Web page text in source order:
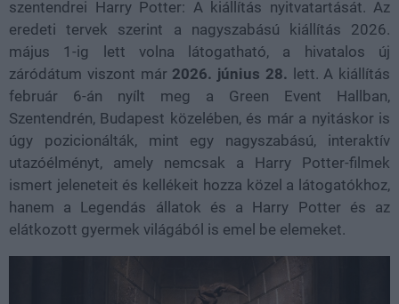
szentendrei Harry Potter: A kiállítás nyitvatartását. Az
eredeti tervek szerint a nagyszabású kiállítás 2026.
május 1-ig lett volna látogatható, a hivatalos új
záródátum viszont már 2026. június 28. lett. A kiállítás
február 6-án nyílt meg a Green Event Hallban,
Szentendrén, Budapest közelében, és már a nyitáskor is
úgy pozicionálták, mint egy nagyszabású, interaktív
utazóélményt, amely nemcsak a Harry Potter-filmek
ismert jeleneteit és kellékeit hozza közel a látogatókhoz,
hanem a Legendás állatok és a Harry Potter és az
elátkozott gyermek világából is emel be elemeket.